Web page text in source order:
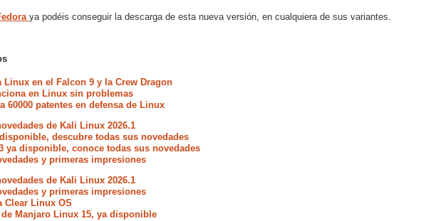
ya podéis conseguir la descarga de esta nueva versión, en cualquiera de sus variantes.
Linux en el Falcon 9 y la Crew Dragon
en Linux sin problemas
60000 patentes en defensa de Linux
de Kali Linux 2026.1
descubre todas sus novedades
ya disponible, conoce todas sus novedades
y primeras impresiones
de Kali Linux 2026.1
y primeras impresiones
Clear Linux OS
de Manjaro Linux 15, ya disponible